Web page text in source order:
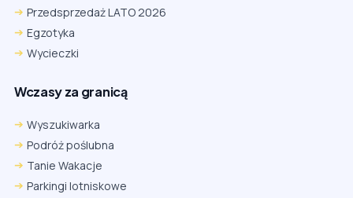
Przedsprzedaż LATO 2026
Egzotyka
Wycieczki
Wczasy za granicą
Wyszukiwarka
Podróż poślubna
Tanie Wakacje
Parkingi lotniskowe